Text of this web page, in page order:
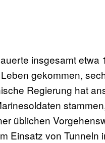
insgesamt etwa
gekommen,
Regierung hat
üblichen
Einsatz von